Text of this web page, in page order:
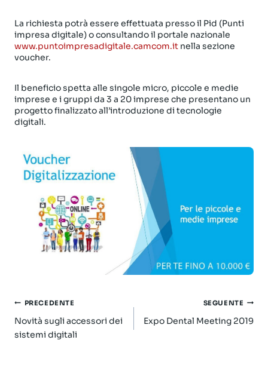
La richiesta potrà essere effettuata presso il Pid (Punti
impresa digitale) o consultando il portale nazionale
www.puntoimpresadigitale.camcom.it nella sezione
voucher.
Il beneficio spetta alle singole micro, piccole e medie
imprese e i gruppi da 3 a 20 imprese che presentano un
progetto finalizzato all’introduzione di tecnologie
digitali.
Navigazione
articoli
PRECEDENTE
Novità sugli accessori dei
sistemi digitali
SEGUENTE
Expo Dental Meeting 2019